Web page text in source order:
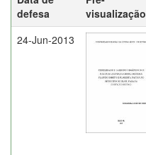
defesa
visualização
24-Jun-2013